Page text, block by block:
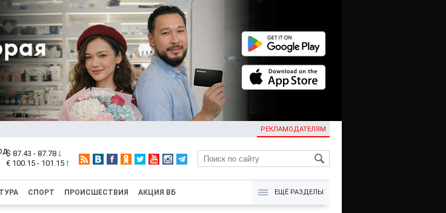
РЕКЛАМОДАТЕЛЯМ
KG
$ 87.43 - 87.78
€ 100.15 - 101.15
СПОРТ ПРОИСШЕСТВИЯ АКЦИЯ ВБ ЕЩЁ РАЗДЕЛЫ